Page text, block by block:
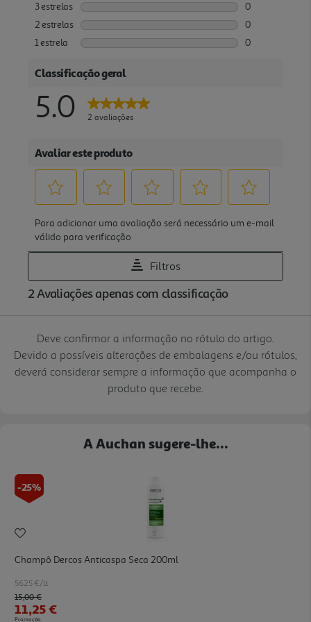
Deve confirmar a informação no rótulo do artigo.
Devido a possíveis alterações de embalagens e/ou rótulos,
deverá considerar sempre a informação que acompanha o
produto que recebe.
A Auchan sugere-lhe...
-25%
Champô Dercos Anticaspa Seca 200ml
56.25 €/Lt
Price reduced from
15,00 €to
11,25 €
Promoção